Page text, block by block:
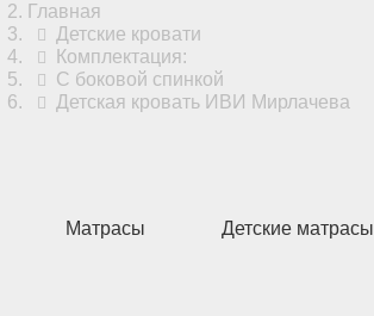
Главная
Детские кровати
Комплектация:
С боковой спинкой
Детская кровать ИВИ Мирлачева
Матрасы Детские матрасы